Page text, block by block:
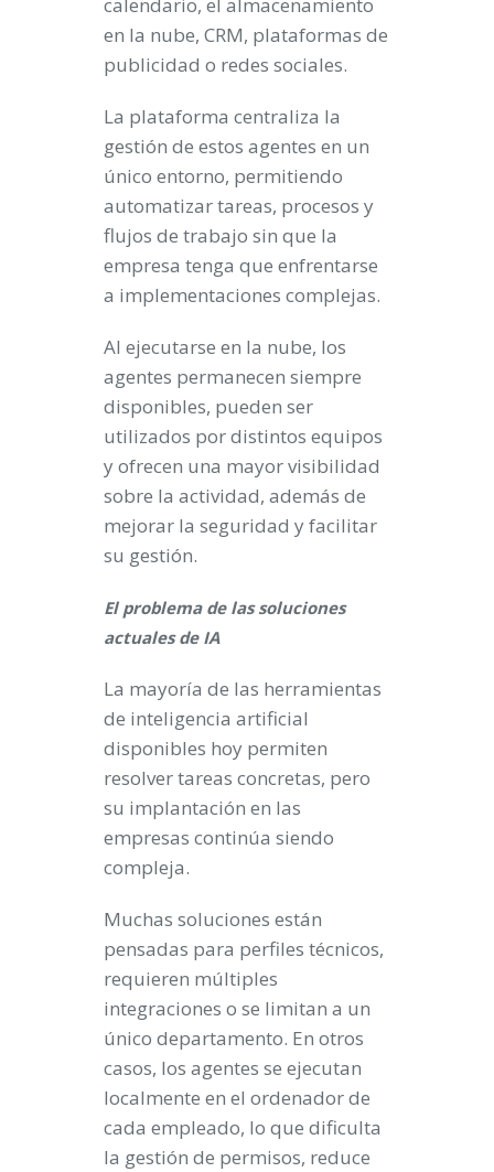
en la nube, CRM, plataformas de
publicidad o redes sociales.
La plataforma centraliza la
gestión de estos agentes en un
único entorno, permitiendo
automatizar tareas, procesos y
flujos de trabajo sin que la
empresa tenga que enfrentarse
a implementaciones complejas.
Al ejecutarse en la nube, los
agentes permanecen siempre
disponibles, pueden ser
utilizados por distintos equipos
y ofrecen una mayor visibilidad
sobre la actividad, además de
mejorar la seguridad y facilitar
su gestión.
El problema de las soluciones
actuales de IA
La mayoría de las herramientas
de inteligencia artificial
disponibles hoy permiten
resolver tareas concretas, pero
su implantación en las
empresas continúa siendo
compleja.
Muchas soluciones están
pensadas para perfiles técnicos,
requieren múltiples
integraciones o se limitan a un
único departamento. En otros
casos, los agentes se ejecutan
localmente en el ordenador de
cada empleado, lo que dificulta
la gestión de permisos, reduce